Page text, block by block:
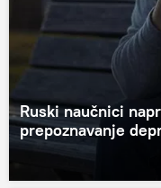
Ruski naučnici
prepoznavanje